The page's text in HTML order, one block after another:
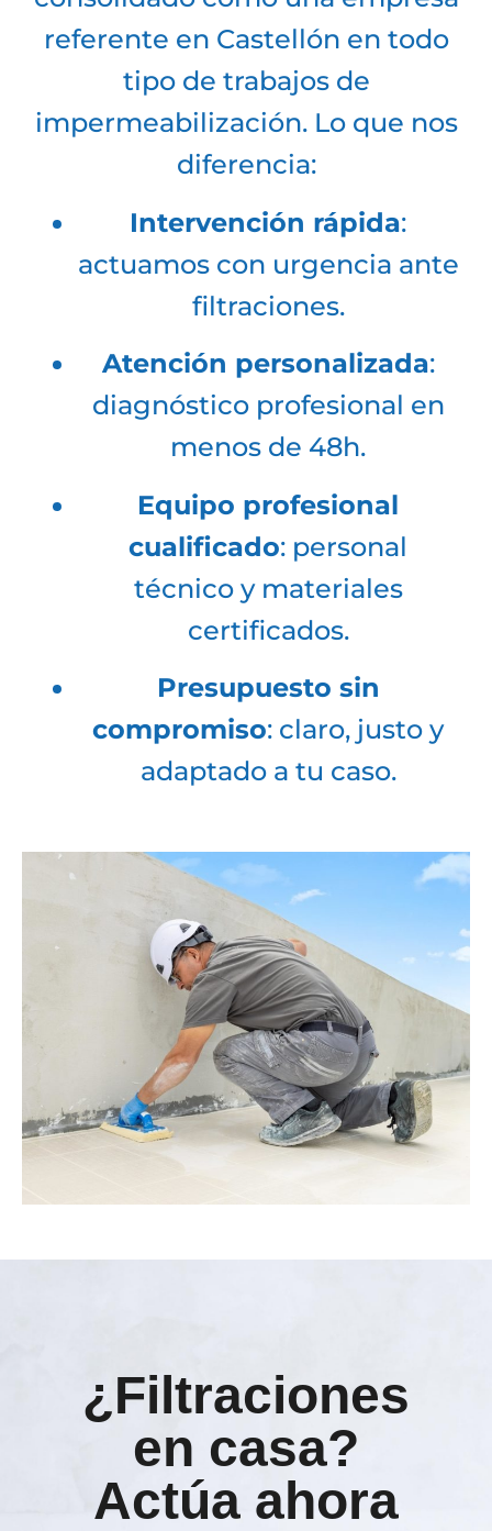
referente en Castellón en todo
tipo de trabajos de
impermeabilización. Lo que nos
diferencia:
Intervención rápida:
actuamos con urgencia ante
filtraciones.
Atención personalizada:
diagnóstico profesional en
menos de 48h.
Equipo profesional
cualificado: personal
técnico y materiales
certificados.
Presupuesto sin
compromiso: claro, justo y
adaptado a tu caso.
¿Filtraciones
en casa?
Actúa ahora